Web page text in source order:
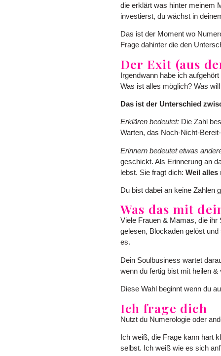
die erklärt was hinter meinem
investierst, du wächst in
Das ist der Moment wo
Frage dahinter die den
Der Exit (aus
Irgendwann habe ich
Was ist alles möglich? Was
Das ist der Unterschied
Erklären bedeutet: Die Zahl
Warten, das Noch-Nicht-
Erinnern bedeutet etwas
geschickt. Als Erinnerung an
lebst. Sie fragt dich: Weil alles
Du bist dabei an keine Zahlen
Was das mit
Viele Frauen & Mamas, die ihr
gelesen, Blockaden gelöst
es.
Dein Soulbusiness wartet
wenn du fertig bist mit heilen &
Diese Wahl beginnt wenn du
Ich frage dich
Nutzt du Numerologie oder
Ich weiß, die Frage kann hart
selbst. Ich weiß wie es sich